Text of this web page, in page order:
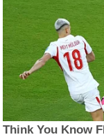
Think You Know